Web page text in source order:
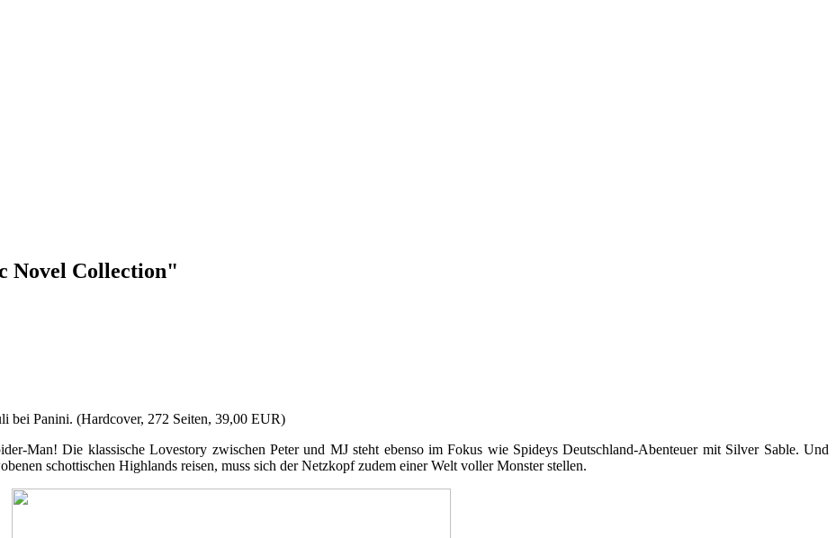
Novel Collection"
bei Panini. (Hardcover, 272 Seiten, 39,00 EUR)
Man! Die klassische Lovestory zwischen Peter und MJ steht ebenso im Fokus wie Spideys Deutschland-Abenteuer mit Silver Sable. Und
schottischen Highlands reisen, muss sich der Netzkopf zudem einer Welt voller Monster stellen.